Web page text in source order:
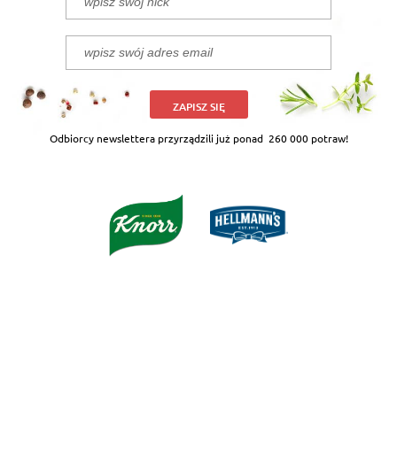
ZAPISZ SIĘ
Odbiorcy newslettera przyrządzili już ponad 260 000 potraw!